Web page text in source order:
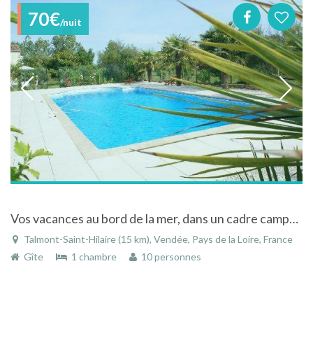
70€/nuit
Vos vacances au bord de la mer, dans un cadre campagne, calme et reposant à Talmont-Saint-Hilaire
Talmont-Saint-Hilaire (15 km), Vendée, Pays de la Loire, France
Gîte
1 chambre 10 personnes